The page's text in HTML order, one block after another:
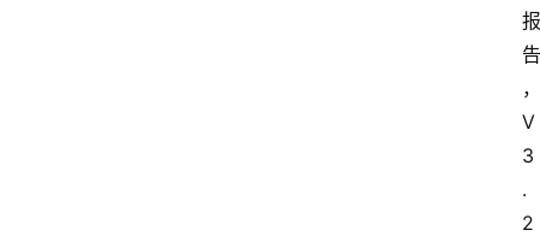
报
告
，
V
3
.
2